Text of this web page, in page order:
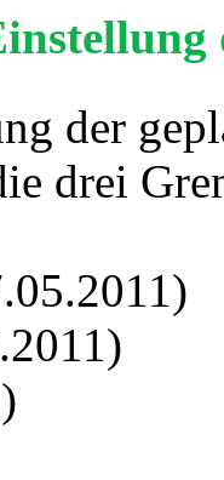
der
drei